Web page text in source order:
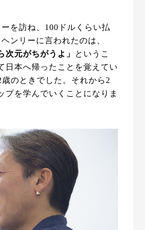
を訪ね、100ドルくらい払
ンリーに言われたのは、
次元がちがうよ」
というこ
日本へ帰ったことを覚えてい
のときでした。それから2
を学んでいくことになりま